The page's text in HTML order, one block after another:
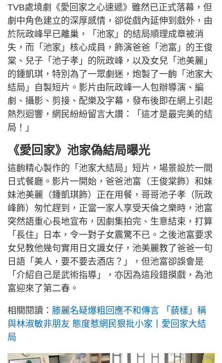
TVB處境劇《愛回家之心速遞》雖然已正式落幕，但
劇中角色建立的深厚感情，卻從戲內延伸到戲外，由
於阮政峰早已離巢，「池家」的結局順理成章被消
失，而「池家」核心成員，飾演爸爸「池富」的王俊
棠、兒子「池子孝」的阮政峰，以及女兒「池美麗」
的鍾凱琪，特別為了一眾劇迷，炮製了一齣「池家大
結局」自製短片。影片由阮政峰一人包辦導演、編
劇、攝影、剪接、配樂及字幕，發布後即在網上引起
熱烈迴響，網民紛紛留言大讚：「這才是最完美的結
局！」
《愛回家》池家偽結局曝光
這齣精心製作的「池家大結局」短片，場景設於一間
日式餐廳。影片一開始，爸爸池富（王俊棠飾）和妹
妹池美麗（鍾凱琪飾）正在用餐，哥哥池子孝（阮政
峰飾）匆忙趕到，正當一家人享受天倫之樂時，池富
突然語重心長地宣布，因劇集拍完、生意結束，打算
「長住」日本，令一對子女震驚不已。之後池富要求
女兒教他幾句實用日文識女仔，池美麗教了爸爸一句
日語「美人，要不要去酒店？」，但池富卻誤會是
「介紹自己是武術指導」，亦因為這段錯摸戲，為池
富迎來了第二春。
相關閱讀： 滕麗名疑爆粗回應不和傳言 「藐樣」稱
與林淑敏非朋友 態度惹網民狠批小家丨愛回家大結
局